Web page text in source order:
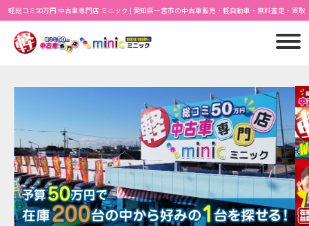
軽総コミ50万円 中古車専門店 ミニック | 愛知県一宮市の中古車販売・軽自動車・無料査定・買取